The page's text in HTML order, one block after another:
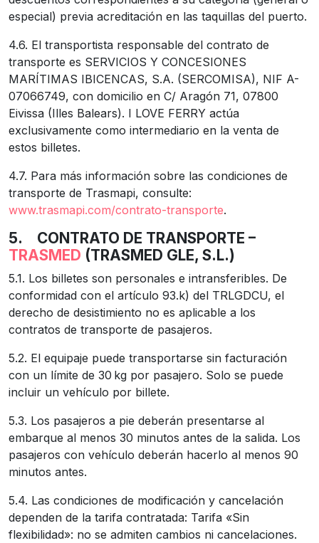
especial) previa acreditación en las taquillas del puerto.
4.6. El transportista responsable del contrato de
transporte es SERVICIOS Y CONCESIONES
MARÍTIMAS IBICENCAS, S.A. (SERCOMISA), NIF A-
07066749, con domicilio en C/ Aragón 71, 07800
Eivissa (Illes Balears). I LOVE FERRY actúa
exclusivamente como intermediario en la venta de
estos billetes.
4.7. Para más información sobre las condiciones de
transporte de Trasmapi, consulte:
www.trasmapi.com/contrato-transporte.
5.
CONTRATO DE TRANSPORTE –
TRASMED (TRASMED GLE, S.L.)
5.1. Los billetes son personales e intransferibles. De
conformidad con el artículo 93.k) del TRLGDCU, el
derecho de desistimiento no es aplicable a los
contratos de transporte de pasajeros.
5.2. El equipaje puede transportarse sin facturación
con un límite de 30 kg por pasajero. Solo se puede
incluir un vehículo por billete.
5.3. Los pasajeros a pie deberán presentarse al
embarque al menos 30 minutos antes de la salida. Los
pasajeros con vehículo deberán hacerlo al menos 90
minutos antes.
5.4. Las condiciones de modificación y cancelación
dependen de la tarifa contratada: Tarifa «Sin
flexibilidad»: no se admiten cambios ni cancelaciones.